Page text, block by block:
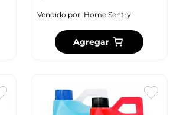
Vendido por: Home Sentry
Agregar